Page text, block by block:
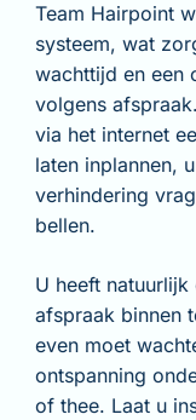
Team Hairpoint
systeem, wat
wachttijd en een
volgens
via het internet
laten inplannen,
verhindering
bellen.
U heeft
afspraak binnen
even moet
ontspanning
of thee. Laat u